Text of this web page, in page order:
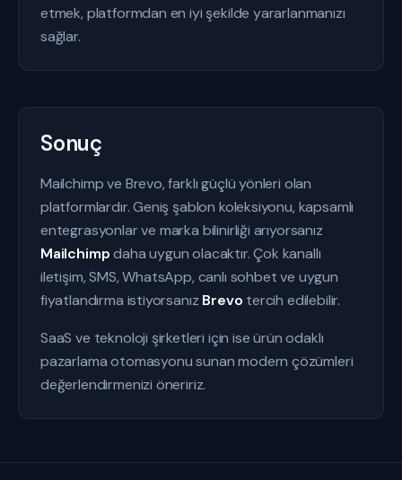
etmek, platformdan en iyi şekilde yararlanmanızı
sağlar.
Sonuç
Mailchimp ve Brevo, farklı güçlü yönleri olan
platformlardır. Geniş şablon koleksiyonu, kapsamlı
entegrasyonlar ve marka bilinirliği arıyorsanız
Mailchimpdaha uygun olacaktır. Çok kanallı
iletişim, SMS, WhatsApp, canlı sohbet ve uygun
fiyatlandırma istiyorsanız Brevo tercih edilebilir.
SaaS ve teknoloji şirketleri için ise ürün odaklı
pazarlama otomasyonu sunan modern çözümleri
değerlendirmenizi öneririz.